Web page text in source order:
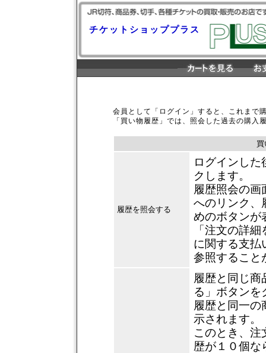
チケットショッププラス
会員として「ログイン」すると、これまで
「買い物履歴」では、照会した過去の購
履歴を照会する
ログインし
クします。
履歴照会の画
へのリンク、
めのボタンが
「注文の詳
に関する支払
参照すること
履歴と同じ商
る」ボタンを
履歴と同一の
示されます。
このとき、注
歴が１０個な